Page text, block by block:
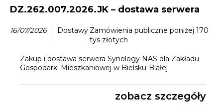
Jak załatwić sprawę
Najem i dzierżawa
Opłaty i rozliczenia
Działania antysmogowe
DZ.262.007.2026.JK – dostawa serwera
16/07/2026 Dostawy Zamówienia publiczne poniżej 170
tys złotych
Zakup i dostawa serwera Synology NAS dla Zakładu
Gospodarki Mieszkaniowej w Bielsku-Białej
zobacz szczegóły